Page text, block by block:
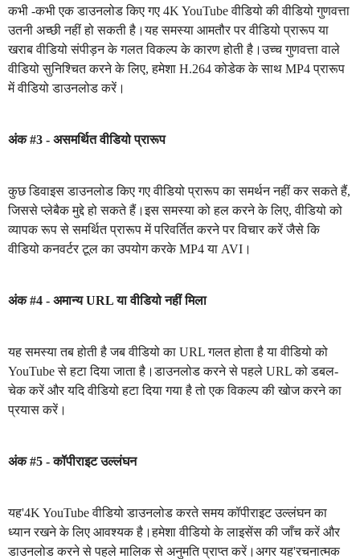
कभी -कभी एक डाउनलोड किए गए 4K YouTube वीडियो की वीडियो गुणवत्ता
उतनी अच्छी नहीं हो सकती है।यह समस्या आमतौर पर वीडियो प्रारूप या
खराब वीडियो संपीड़न के गलत विकल्प के कारण होती है।उच्च गुणवत्ता वाले
वीडियो सुनिश्चित करने के लिए, हमेशा H.264 कोडेक के साथ MP4 प्रारूप
में वीडियो डाउनलोड करें।
अंक #3 - असमर्थित वीडियो प्रारूप
कुछ डिवाइस डाउनलोड किए गए वीडियो प्रारूप का समर्थन नहीं कर सकते हैं,
जिससे प्लेबैक मुद्दे हो सकते हैं।इस समस्या को हल करने के लिए, वीडियो को
व्यापक रूप से समर्थित प्रारूप में परिवर्तित करने पर विचार करें जैसे कि
वीडियो कनवर्टर टूल का उपयोग करके MP4 या AVI।
अंक #4 - अमान्य URL या वीडियो नहीं मिला
यह समस्या तब होती है जब वीडियो का URL गलत होता है या वीडियो को
YouTube से हटा दिया जाता है।डाउनलोड करने से पहले URL को डबल-
चेक करें और यदि वीडियो हटा दिया गया है तो एक विकल्प की खोज करने का
प्रयास करें।
अंक #5 - कॉपीराइट उल्लंघन
यह'4K YouTube वीडियो डाउनलोड करते समय कॉपीराइट उल्लंघन का
ध्यान रखने के लिए आवश्यक है।हमेशा वीडियो के लाइसेंस की जाँच करें और
डाउनलोड करने से पहले मालिक से अनुमति प्राप्त करें।अगर यह'रचनात्मक